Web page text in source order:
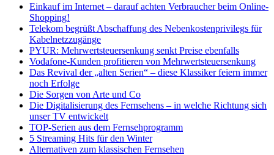
Einkauf im Internet – darauf achten Verbraucher beim Online-
Shopping!
Telekom begrüßt Abschaffung des Nebenkostenprivilegs für
Kabelnetzzugänge
PYUR: Mehrwertsteuersenkung senkt Preise ebenfalls
Vodafone-Kunden profitieren von Mehrwertsteuersenkung
Das Revival der „alten Serien“ – diese Klassiker feiern immer
noch Erfolge
Die Sorgen von Arte und Co
Die Digitalisierung des Fernsehens – in welche Richtung sich
unser TV entwickelt
TOP-Serien aus dem Fernsehprogramm
5 Streaming Hits für den Winter
Alternativen zum klassischen Fernsehen